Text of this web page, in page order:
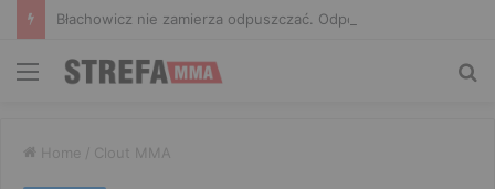
Menu
Home / Clout MMA